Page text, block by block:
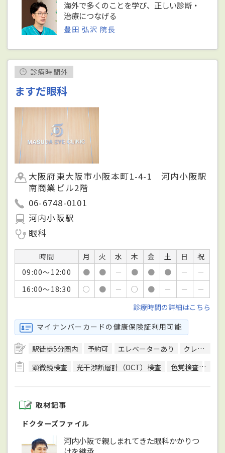
海外で多くのことを学び、正しい診断・
治療につなげる
豊田 弘沢 院長
診療時間外
ますだ眼科
大阪府東大阪市小阪本町1-4-1 河内小阪駅
南商業ビル2階
06-6748-0101
河内小阪駅
眼科
時間 月 火 水 木 金 土 日
祝
09:00～12:00
● ● － ● ● ● －
－
16:00～18:30
○ ● － ○ ● － －
－
診療時間の詳細はこちら
マイナンバーカードの健康保険証利用可能
駅徒歩5分圏内 予約可 エレベーターあり
クレジットカード対応
顕微鏡検査
光干渉断層計（OCT）検査 色覚検査
取材記事
ドクターズファイル
河内小阪で親しまれてきた眼科かかりつ